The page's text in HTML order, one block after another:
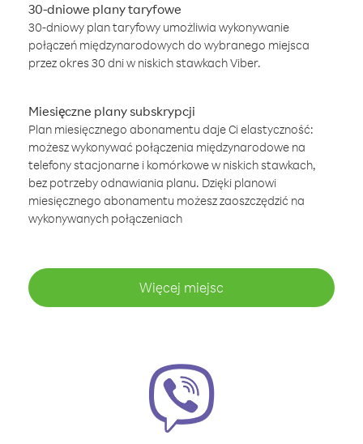
30-dniowe plany taryfowe
30-dniowy plan taryfowy umożliwia wykonywanie
połączeń międzynarodowych do wybranego miejsca
przez okres 30 dni w niskich stawkach Viber.
Miesięczne plany subskrypcji
Plan miesięcznego abonamentu daje Ci elastyczność:
możesz wykonywać połączenia międzynarodowe na
telefony stacjonarne i komórkowe w niskich stawkach,
bez potrzeby odnawiania planu. Dzięki planowi
miesięcznego abonamentu możesz zaoszczędzić na
wykonywanych połączeniach
Więcej miejsc